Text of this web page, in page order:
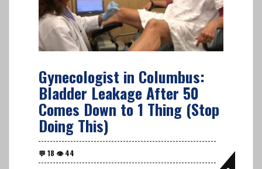
Gynecologist in Columbus:
Bladder Leakage After 50
Comes Down to 1 Thing (Stop
Doing This)